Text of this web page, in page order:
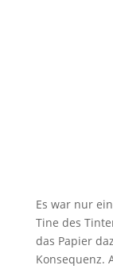
Es war nur
Tine des
das Papier
Konsequenz.